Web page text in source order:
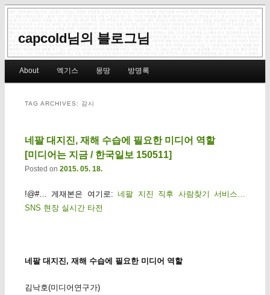
capcold님의 블로그님
Skip to primary content
Skip to secondary content
About 엑기스 몽땅 방명록
TAG ARCHIVES: 감시
네팔 대지진, 재해 수습에 필요한 미디어 역할
[미디어는 지금 / 한국일보 150511]
Posted on 2015. 05. 18.
!@#… 게재본은 여기로:네팔 지진 직후 사람찾기 서비스…
SNS 현장 실시간 타전
네팔 대지진, 재해 수습에 필요한 미디어 역할
김낙호(미디어연구가)